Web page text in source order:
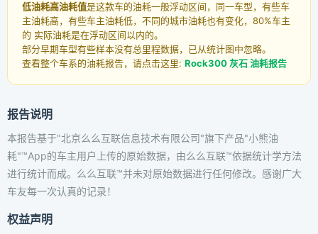
低油耗高油耗值是这款车的油耗一般浮动区间，同一车型，有些车
主油耗高，有些车主油耗低，不同的城市油耗也有变化，80%车主
的 实际油耗是在浮动区间以内的。
部分早期车型有些样本没有总里程数据，已从统计图中忽略。
查看整个车系的油耗报告，请点击这里: Rock300 灰石 油耗报告
报告说明
本报告基于"北京么么互联信息技术有限公司"旗下产品"小熊油
耗"™App的车主用户上传的原始数据，由么么互联™依据统计学方法
进行统计而成。么么互联™并未对原始数据进行任何修改。感谢广大
车友每一次认真的记录！
权益声明